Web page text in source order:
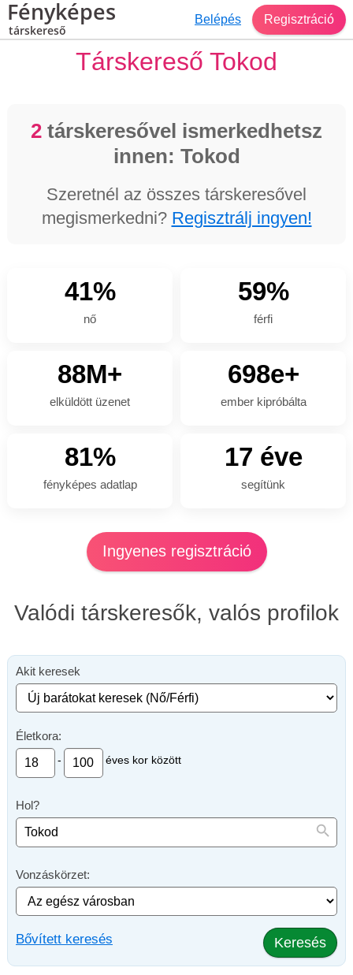
Fényképes
társkereső
Belépés Regisztráció
Társkereső Tokod
2 társkeresővel ismerkedhetsz
innen: Tokod
Szeretnél az összes társkeresővel
megismerkedni? Regisztrálj ingyen!
41%
nő
59%
férfi
88M+
elküldött üzenet
698e+
ember kipróbálta
81%
fényképes adatlap
17 éve
segítünk
Ingyenes regisztráció
Valódi társkeresők, valós profilok
Akit keresek
Életkora:
- éves kor között
Hol?
Vonzáskörzet:
Bővített keresés Keresés